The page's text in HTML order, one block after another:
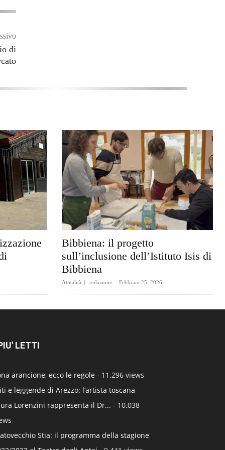
di
Bibbiena: il progetto
sull’inclusione dell’Istituto Isis di
Bibbiena
Attualità redazione - Febbraio 25, 2026
LETTI
arancione, ecco le regole - 11.296 views
e leggende di Arezzo: l’artista toscana
Lorenzini rappresenta il Dr... - 10.038
Stia: il programma della stagione